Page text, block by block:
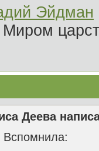
Эйдман
Деева
Вспомнила: